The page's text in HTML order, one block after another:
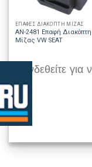
ΕΠΑΦΕΣ ΔΙΑΚΟΠΤΗ ΜΙΖΑΣ
AN-2481 Επαφή Διακόπτη
Μίζας VW SEAT
Συνδεθείτε για